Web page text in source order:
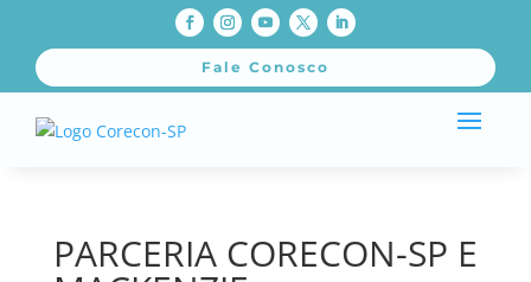
Fale Conosco
PARCERIA CORECON-SP E